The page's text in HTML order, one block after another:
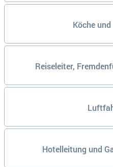
Köche
Reiseleiter,
Hotelleitung und